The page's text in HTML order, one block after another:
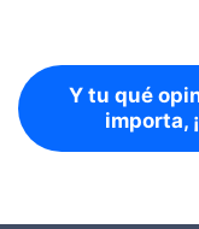
Y tu qué
importa,